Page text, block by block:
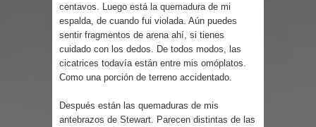
centavos. Luego está la quemadura de mi
espalda, de cuando fui violada. Aún puedes
sentir fragmentos de arena ahí, si tienes
cuidado con los dedos. De todos modos, las
cicatrices todavía están entre mis omóplatos.
Como una porción de terreno accidentado.
Después están las quemaduras de mis
antebrazos de Stewart. Parecen distintas de las